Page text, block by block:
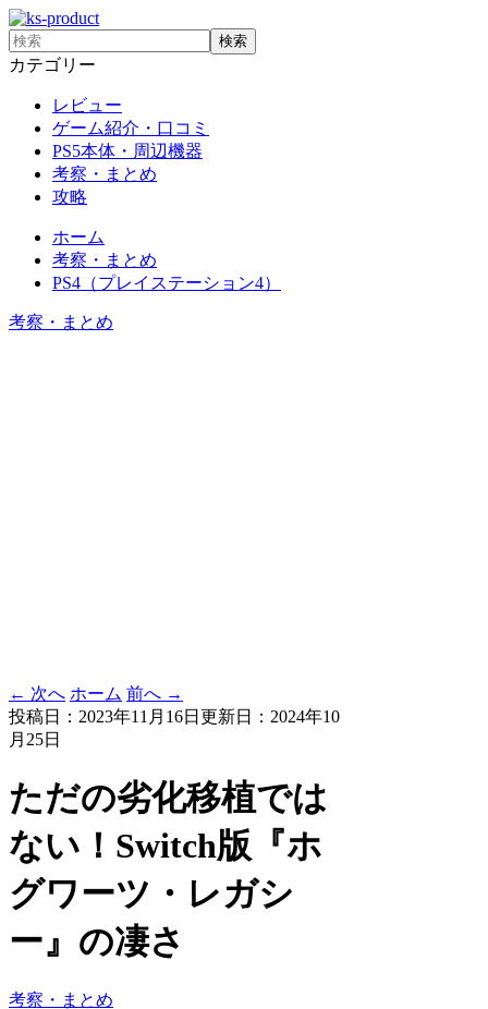
カテゴリー
レビュー
ゲーム紹介・口コミ
PS5本体・周辺機器
考察・まとめ
攻略
ホーム
考察・まとめ
PS4（プレイステーション4）
考察・まとめ
← 次へ ホーム 前へ →
投稿日：2023年11月16日 更新日：2024年10
月25日
ただの劣化移植では
ない！Switch版『ホ
グワーツ・レガシ
ー』の凄さ
考察・まとめ